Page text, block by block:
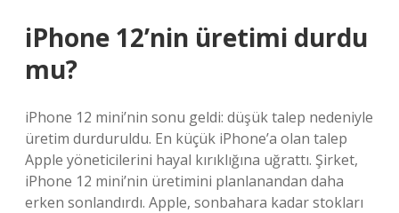
iPhone 12’nin üretimi durdu
mu?
iPhone 12 mini’nin sonu geldi: düşük talep nedeniyle
üretim durduruldu. En küçük iPhone’a olan talep
Apple yöneticilerini hayal kırıklığına uğrattı. Şirket,
iPhone 12 mini’nin üretimini planlanandan daha
erken sonlandırdı. Apple, sonbahara kadar stokları